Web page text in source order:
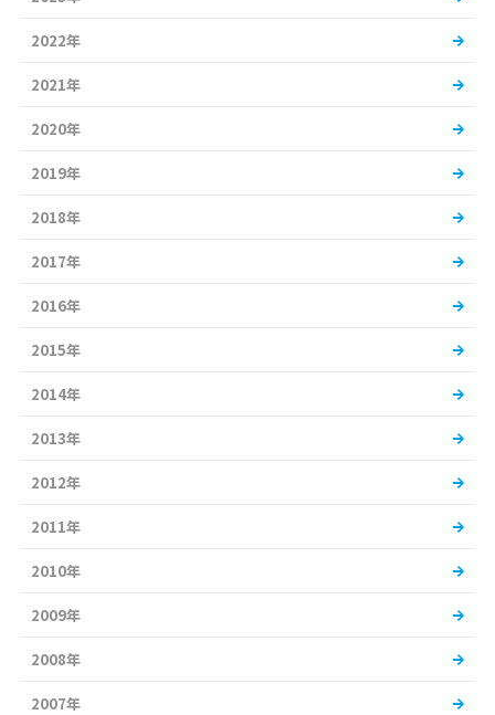
2022年
2021年
2020年
2019年
2018年
2017年
2016年
2015年
2014年
2013年
2012年
2011年
2010年
2009年
2008年
2007年